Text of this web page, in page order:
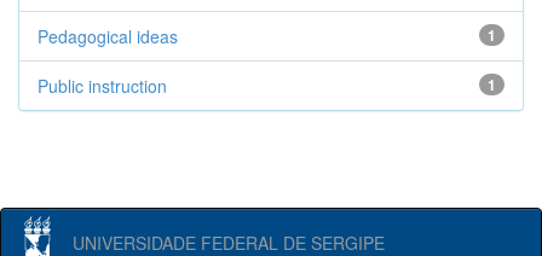
1
Pedagogical ideas
1
Public instruction
UNIVERSIDADE FEDERAL DE SERGIPE